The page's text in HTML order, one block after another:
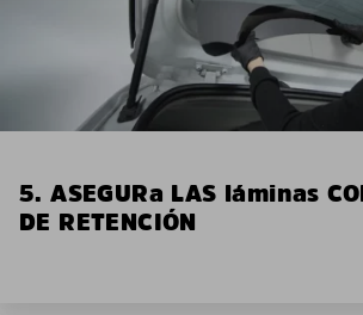
5. ASEGURa LAS láminas
DE RETENCIÓN